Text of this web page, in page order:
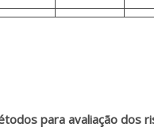
para avaliação dos